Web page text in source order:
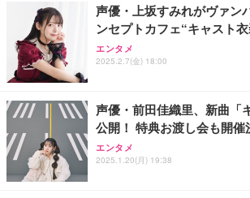
声優・上坂すみれがヴァン
ンセプトカフェ“キャスト
エンタメ
2025.2.7(金) 18:00
声優・前田佳織里、新曲「
公開！ 特典お渡し会も開催
エンタメ
2025.1.20(月) 19:38